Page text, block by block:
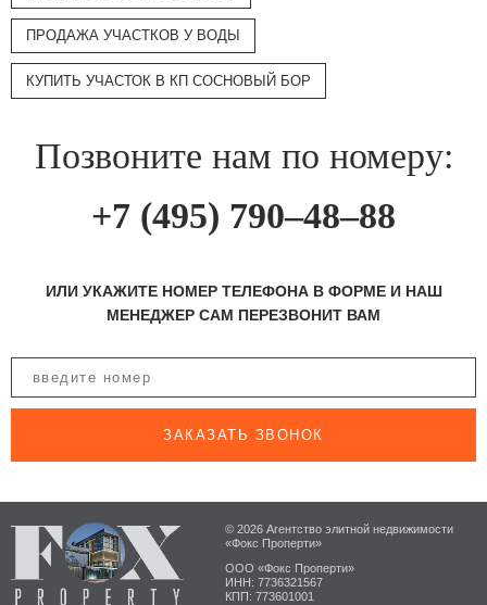
ПРОДАЖА УЧАСТКОВ У ВОДЫ
КУПИТЬ УЧАСТОК В КП СОСНОВЫЙ БОР
Позвоните нам по номеру:
+7 (495) 790–48–88
ИЛИ УКАЖИТЕ НОМЕР ТЕЛЕФОНА В ФОРМЕ И НАШ
МЕНЕДЖЕР САМ ПЕРЕЗВОНИТ ВАМ
ЗАКАЗАТЬ ЗВОНОК
© 2026 Агентство элитной недвижимости
«Фокс Проперти»
ООО «Фокс Проперти»
ИНН: 7736321567
КПП: 773601001